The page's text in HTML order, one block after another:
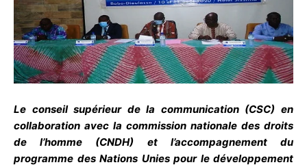
Le conseil supérieur de la communication (CSC) en
collaboration avec la commission nationale des droits
de l’homme (CNDH) et l’accompagnement du
programme des Nations Unies pour le développement